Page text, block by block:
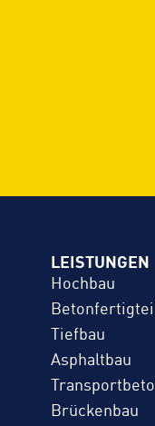
LEISTUNGEN
Hochbau
Tiefbau
Asphaltbau
Brückenbau